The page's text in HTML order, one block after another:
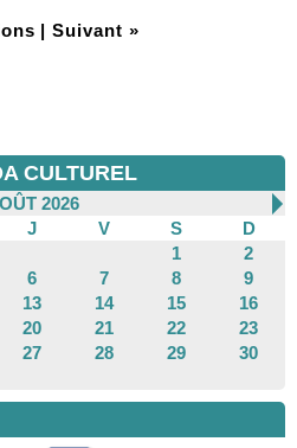
| Suivant »
CULTUREL
2026
J V S
D
1
2
6 7 8
9
13 14 15
16
20 21 22
23
27 28 29
30